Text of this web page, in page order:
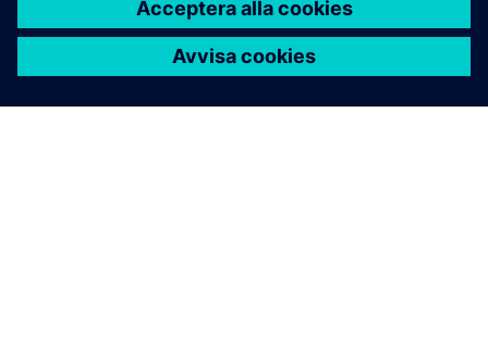
behöver nu och inkluderar möjligheten att växa och
ändra verktyg när kraven förändras.